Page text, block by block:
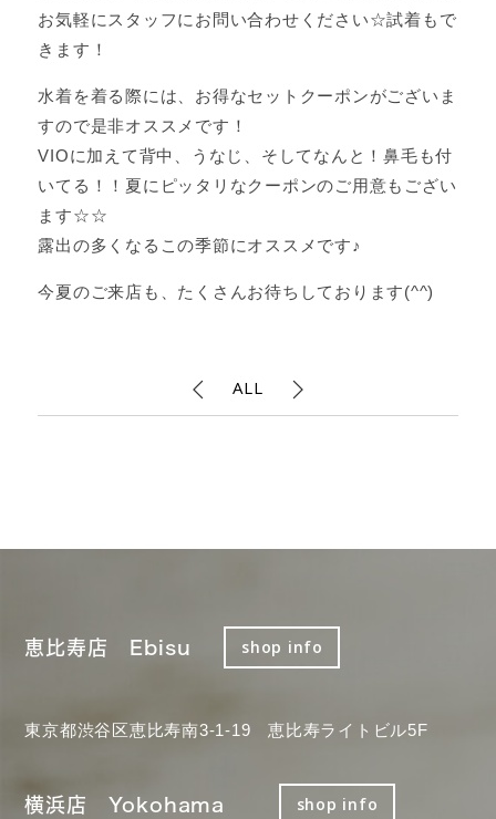
お気軽にスタッフにお問い合わせください☆試着もで
きます！
水着を着る際には、お得なセットクーポンがございま
すので是非オススメです！
VIOに加えて背中、うなじ、そしてなんと！鼻毛も付
いてる！！夏にピッタリなクーポンのご用意もござい
ます☆☆
露出の多くなるこの季節にオススメです♪
今夏のご来店も、たくさんお待ちしております(^^)
ALL
恵比寿店 Ebisu shop info
東京都渋谷区恵比寿南3-1-19 恵比寿ライトビル5F
横浜店 Yokohama shop info